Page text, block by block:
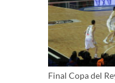
Final Copa del